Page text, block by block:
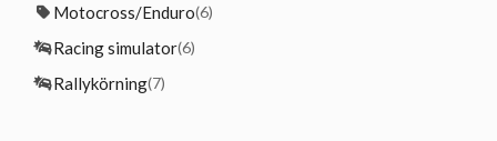
Motocross/Enduro(6)
Racing simulator(6)
Rallykörning(7)